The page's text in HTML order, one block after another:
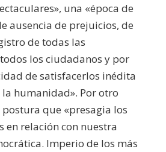
una «época de
ausencia de prejuicios, de
de todas las
los ciudadanos y por
de satisfacerlos inédita
humanidad». Por otro
que «presagia los
en relación con nuestra
Imperio de los más